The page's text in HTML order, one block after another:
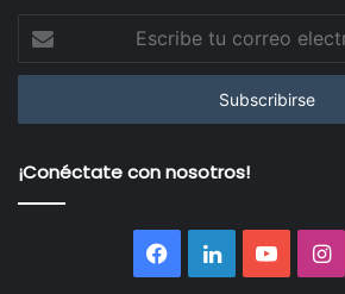
tu
correo
¡Conéctate con nosotros!
Facebook
LinkedIn